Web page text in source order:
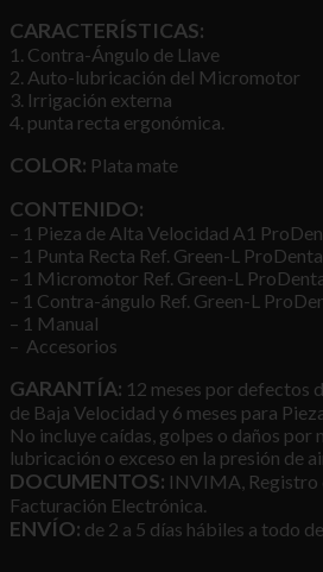
CARACTERÍSTICAS:
1. Contra-Ángulo de Llave
2. Auto-lubricación del Micromotor
3. Irrigación externa
4. punta recta ergonómica.
COLOR: Plata mate
CONTENIDO:
– 1 Pieza de Alta Velocidad A1
– 1 Punta Recta Ref. Green-L
– 1 Micromotor Ref. Green-L
– 1 Contra-ángulo Ref. Green-L
– 1 Manual
– Accesorios
GARANTÍA: 12 meses por defectos
de Baja Velocidad y 6 meses para
No incluye caídas, golpes o daños por
lubricación o exceso en la presión de
DOCUMENTOS: INVIMA, Registro
Facturación Electrónica.
ENVÍO: de 2 a 5 días hábiles a todo